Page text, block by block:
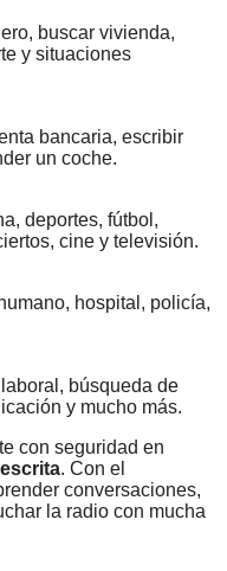
buscar vivienda,
y situaciones
bancaria, escribir
un coche.
deportes, fútbol,
cine y televisión.
hospital, policía,
búsqueda de
y mucho más.
con seguridad en
. Con el
conversaciones,
la radio con mucha